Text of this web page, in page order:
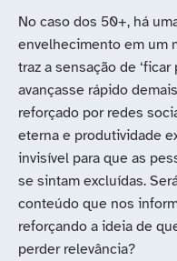
No caso dos 50+, há
envelhecimento em um
traz a sensação de
avançasse rápido
reforçado por redes
eterna e produtividade
invisível para que as
se sintam excluídas.
conteúdo que nos
reforçando a ideia de
perder relevância?